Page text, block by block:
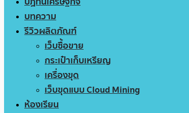
บทความ
รีวิวผลิตภัณฑ์
เว็บซื้อขาย
กระเป๋าเก็บเหรียญ
เครื่องขุด
เว็บขุดแบบ Cloud Mining
ห้องเรียน